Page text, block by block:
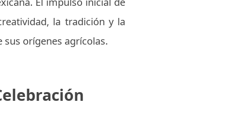
la tradición y la
orígenes agrícolas.